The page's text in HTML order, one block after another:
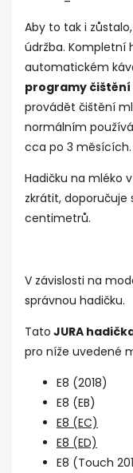
Aby to tak i
údržba. Kompletní
automatickém
programy
provádět čištění
normálním
cca po 3 měsících.
Hadičku na mléko
zkrátit, doporučuje
centimetrů.
V závislosti na
správnou hadičku.
Tato JURA
pro níže uvedené
E8 (2018)
E8 (EB)
E8 (EC)
E8 (ED)
E8 (Touch